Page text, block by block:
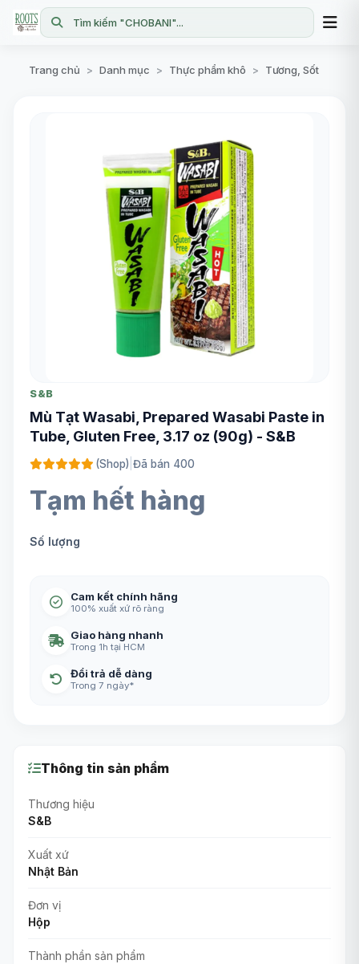
Tìm kiếm "CHOBANI"...
Trang chủ > Danh mục > Thực phẩm khô > Tương, Sốt
S&B
Mù Tạt Wasabi, Prepared Wasabi Paste in
Tube, Gluten Free, 3.17 oz (90g) - S&B
(Shop) Đã bán 400
Tạm hết hàng
Số lượng
Cam kết chính hãng
100% xuất xứ rõ ràng
Giao hàng nhanh
Trong 1h tại HCM
Đổi trả dễ dàng
Trong 7 ngày*
Thông tin sản phẩm
Thương hiệu
S&B
Xuất xứ
Nhật Bản
Đơn vị
Hộp
Thành phần sản phẩm